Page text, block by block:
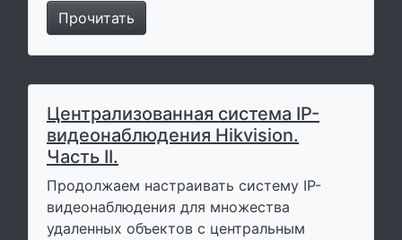
Прочитать
Централизованная система IP-
видеонаблюдения Hikvision.
Часть II.
Продолжаем настраивать систему IP-
видеонаблюдения для множества
удаленных объектов с центральным